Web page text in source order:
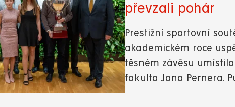
převzali pohár
Prestižní sportovní
akademickém roce
těsném závěsu
fakulta Jana Pernera.